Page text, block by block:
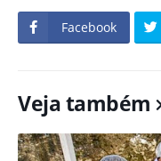
Facebook
Veja também